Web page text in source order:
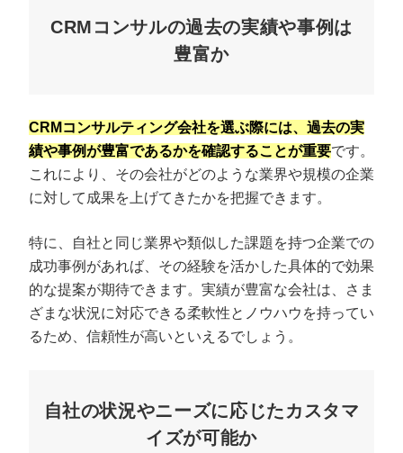
CRMコンサルの過去の実績や事例は
豊富か
CRMコンサルティング会社を選ぶ際には、過去の実
績や事例が豊富であるかを確認することが重要です。
これにより、その会社がどのような業界や規模の企業
に対して成果を上げてきたかを把握できます。
特に、自社と同じ業界や類似した課題を持つ企業での
成功事例があれば、その経験を活かした具体的で効果
的な提案が期待できます。実績が豊富な会社は、さま
ざまな状況に対応できる柔軟性とノウハウを持ってい
るため、信頼性が高いといえるでしょう。
自社の状況やニーズに応じたカスタマ
イズが可能か